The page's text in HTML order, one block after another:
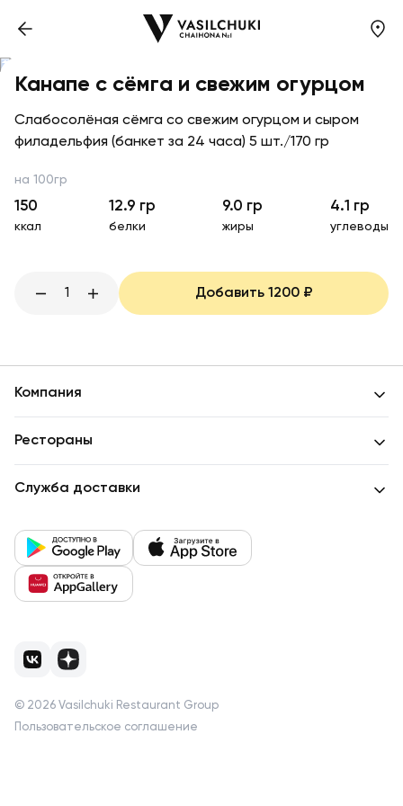
Канапе с сёмга и свежим огурцом
Слабосолёная сёмга со свежим огурцом и сыром
филадельфия (банкет за 24 часа) 5 шт./170 гр
на 100гр
150
ккал
12.9 гр
белки
9.0 гр
жиры
4.1 гр
углеводы
1 Добавить 1200₽
Компания
Рестораны
Служба доставки
© 2026 Vasilchuki Restaurant Group
Пользовательское соглашение